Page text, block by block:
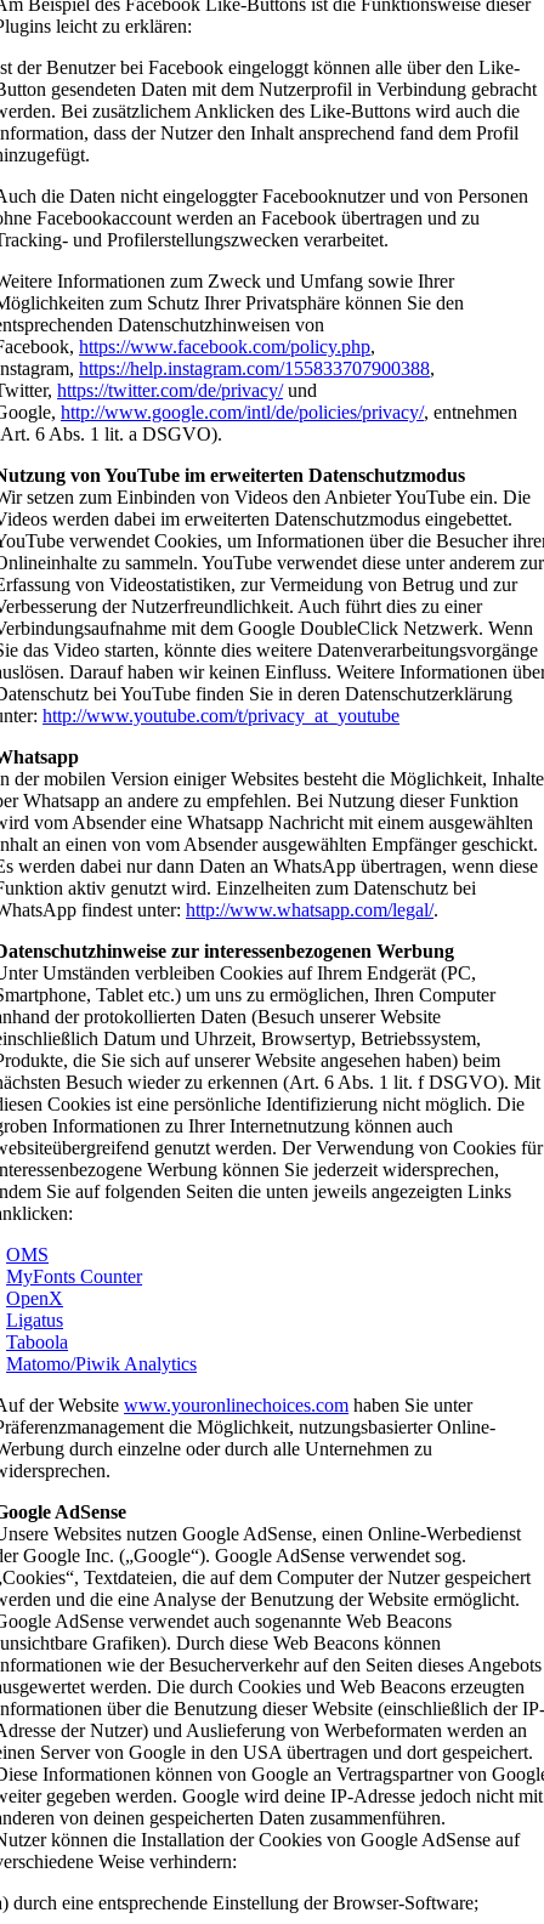
Beispiel des Facebook Like-Buttons ist die Funktionsweise dieser
leicht zu erklären:
der Benutzer bei Facebook eingeloggt können alle über den Like-
gesendeten Daten mit dem Nutzerprofil in Verbindung gebracht
Bei zusätzlichem Anklicken des Like-Buttons wird auch die
dass der Nutzer den Inhalt ansprechend fand dem Profil
die Daten nicht eingeloggter Facebooknutzer und von Personen
Facebookaccount werden an Facebook übertragen und zu
und Profilerstellungszwecken verarbeitet.
Informationen zum Zweck und Umfang sowie Ihrer
zum Schutz Ihrer Privatsphäre können Sie den
Datenschutzhinweisen von
https://www.facebook.com/policy.php,
https://help.instagram.com/155833707900388,
https://twitter.com/de/privacy/und
http://www.google.com/intl/de/policies/privacy/, entnehmen
6 Abs. 1 lit. a DSGVO).
von YouTube im erweiterten Datenschutzmodus
setzen zum Einbinden von Videos den Anbieter YouTube ein. Die
werden dabei im erweiterten Datenschutzmodus eingebettet.
verwendet Cookies, um Informationen über die Besucher
zu sammeln. YouTube verwendet diese unter anderem zur
von Videostatistiken, zur Vermeidung von Betrug und zur
der Nutzerfreundlichkeit. Auch führt dies zu einer
mit dem Google DoubleClick Netzwerk. Wenn
das Video starten, könnte dies weitere Datenverarbeitungsvorgänge
Darauf haben wir keinen Einfluss. Weitere Informationen
bei YouTube finden Sie in deren Datenschutzerklärung
http://www.youtube.com/t/privacy_at_youtube
der mobilen Version einiger Websites besteht die Möglichkeit, Inhalte
Whatsapp an andere zu empfehlen. Bei Nutzung dieser Funktion
vom Absender eine Whatsapp Nachricht mit einem ausgewählten
an einen von vom Absender ausgewählten Empfänger geschickt.
werden dabei nur dann Daten an WhatsApp übertragen, wenn diese
aktiv genutzt wird. Einzelheiten zum Datenschutz bei
findest unter:http://www.whatsapp.com/legal/.
zur interessenbezogenen Werbung
Umständen verbleiben Cookies auf Ihrem Endgerät (PC,
Tablet etc.) um uns zu ermöglichen, Ihren Computer
der protokollierten Daten (Besuch unserer Website
Datum und Uhrzeit, Browsertyp, Betriebssystem,
die Sie sich auf unserer Website angesehen haben) beim
Besuch wieder zu erkennen (Art. 6 Abs. 1 lit. f DSGVO). Mit
Cookies ist eine persönliche Identifizierung nicht möglich. Die
Informationen zu Ihrer Internetnutzung können auch
genutzt werden. Der Verwendung von Cookies für
Werbung können Sie jederzeit widersprechen,
Sie auf folgenden Seiten die unten jeweils angezeigten Links
OMS
MyFonts Counter
OpenX
Ligatus
Taboola
Matomo/Piwik Analytics
der Websitewww.youronlinechoices.com haben Sie unter
die Möglichkeit, nutzungsbasierter Online-
durch einzelne oder durch alle Unternehmen zu
AdSense
Websites nutzen Google AdSense, einen Online-Werbedienst
Google Inc. („Google“). Google AdSense verwendet sog.
Textdateien, die auf dem Computer der Nutzer gespeichert
und die eine Analyse der Benutzung der Website ermöglicht.
AdSense verwendet auch sogenannte Web Beacons
Grafiken). Durch diese Web Beacons können
wie der Besucherverkehr auf den Seiten dieses Angebots
werden. Die durch Cookies und Web Beacons erzeugten
über die Benutzung dieser Website (einschließlich der
der Nutzer) und Auslieferung von Werbeformaten werden an
Server von Google in den USA übertragen und dort gespeichert.
Informationen können von Google an Vertragspartner von
gegeben werden. Google wird deine IP-Adresse jedoch nicht mit
von deinen gespeicherten Daten zusammenführen.
können die Installation der Cookies von Google AdSense auf
Weise verhindern:
durch eine entsprechende Einstellung der Browser-Software;